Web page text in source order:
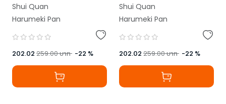
Shui Quan
Harumeki Pan
202.02 259.00บาท -22 %
Shui Quan
Harumeki Pan
202.02 259.00บาท -22 %